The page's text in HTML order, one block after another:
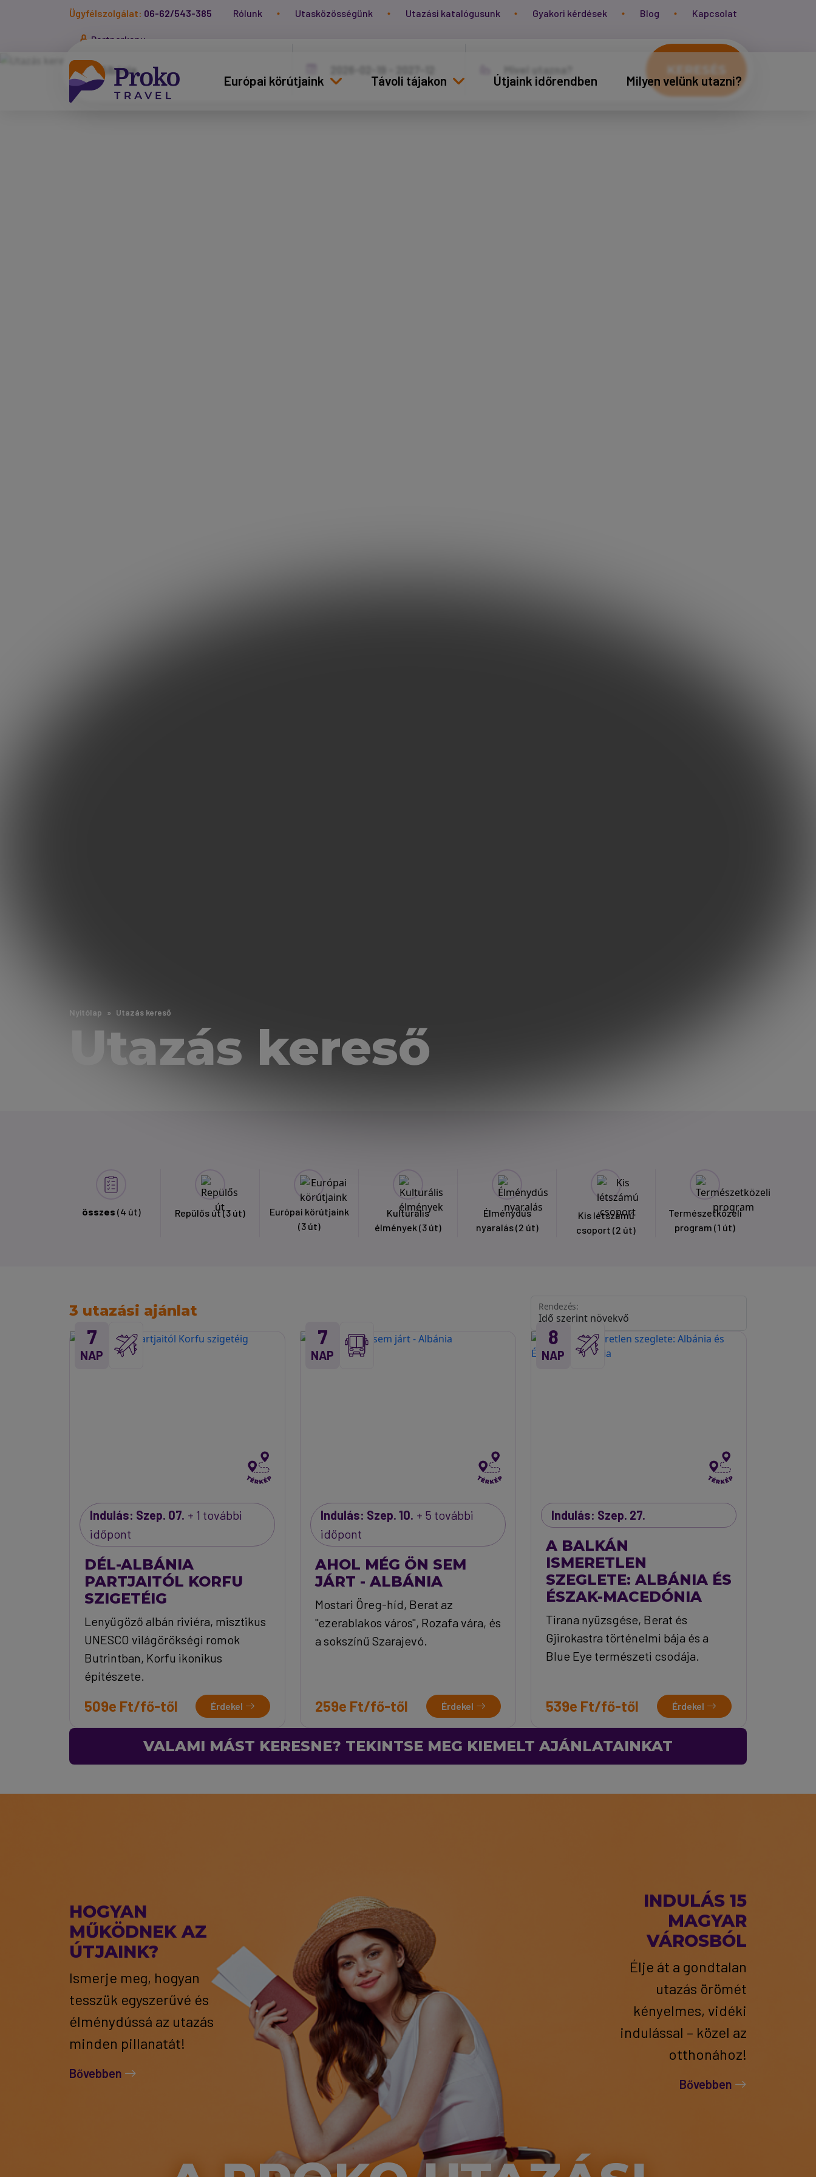
Ügyfélszolgálat: 06-62/543-385 Rólunk Utasközösségünk Utazási katalógusunk Gyakori kérdések Blog Kapcsolat
Partnerkapu
Európai körútjaink Távoli tájakon Útjaink időrendben Milyen velünk utazni?
Nyitólap Utazás kereső
Utazás kereső
KERESÉS
összes (4 út) Repülős út(3 út)
Európai körútjaink
(3 út)
Kulturális
élmények (3 út)
Élménydús
nyaralás(2 út)
Kis létszámú
csoport (2 út)
Természetközeli
program (1 út)
3 utazási ajánlat Rendezés:
7
NAP
Indulás: Szep. 07. + 1 további
időpont
DÉL-ALBÁNIA
PARTJAITÓL KORFU
SZIGETÉIG
Lenyűgöző albán riviéra, misztikus
UNESCO világörökségi romok
Butrintban, Korfu ikonikus
építészete.
509e Ft/fő-től Érdekel
7
NAP
Indulás: Szep. 10. + 5 további
időpont
AHOL MÉG ÖN SEM
JÁRT - ALBÁNIA
Mostari Öreg-híd, Berat az
"ezerablakos város", Rozafa vára, és
a sokszínű Szarajevó.
259e Ft/fő-től Érdekel
8
NAP
Indulás: Szep. 27.
A BALKÁN
ISMERETLEN
SZEGLETE: ALBÁNIA ÉS
ÉSZAK-MACEDÓNIA
Tirana nyüzsgése, Berat és
Gjirokastra történelmi bája és a
Blue Eye természeti csodája.
539e Ft/fő-től Érdekel
VALAMI MÁST KERESNE? TEKINTSE MEG KIEMELT AJÁNLATAINKAT
HOGYAN
MŰKÖDNEK AZ
ÚTJAINK?
Ismerje meg, hogyan
tesszük egyszerűvé és
élménydússá az utazás
minden pillanatát!
Bővebben
INDULÁS 15
MAGYAR
VÁROSBÓL
Élje át a gondtalan
utazás örömét
kényelmes, vidéki
indulással – közel az
otthonához!
Bővebben